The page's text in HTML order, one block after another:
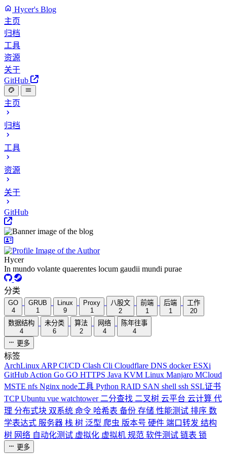
Hycer's Blog
主页
归档
工具
资源
关于
GitHub
主页
归档
工具
资源
关于
GitHub
Hycer
In mundo volante quaerentes locum gaudii mundi purae
分类
GO
4
GRUB
1
Linux
9
Proxy
1
八股文
2
前端
1
后端
1
工作
20
数据结构
4
未分类
6
算法
2
网络
4
陈年往事
4
更多
标签
ArchLinux ARPCI/CD Clash Cli Cloudflare DNS dockerESXi
GitHub Action Go GO HTTPS Java KVM Linux Manjaro MCloud
MSTE nfs Nginx node工具 Python RAID SAN shell ssh SSL证书
TCPUbuntu vue watchtower 二分查找 二叉树 云平台 云计算 代
理 分布式块 双系统 命令 哈希表 备份 存储 性能测试 排序 数
学表达式 服务器 栈 树 泛型 爬虫 版本号 硬件 端口转发 结构
树 网络 自动化测试 虚拟化 虚拟机 规范 软件测试 链表 锁
更多